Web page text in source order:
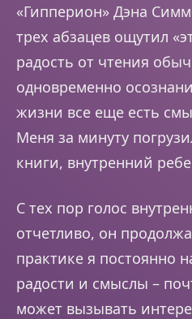
«Гипперион» Дэна
трех абзацев ощутил
радость от чтения
одновременно
жизни все еще есть
Меня за минуту
книги, внутренний
С тех пор голос
отчетливо, он
практике я постоянно
радости и смыслы –
может вызывать